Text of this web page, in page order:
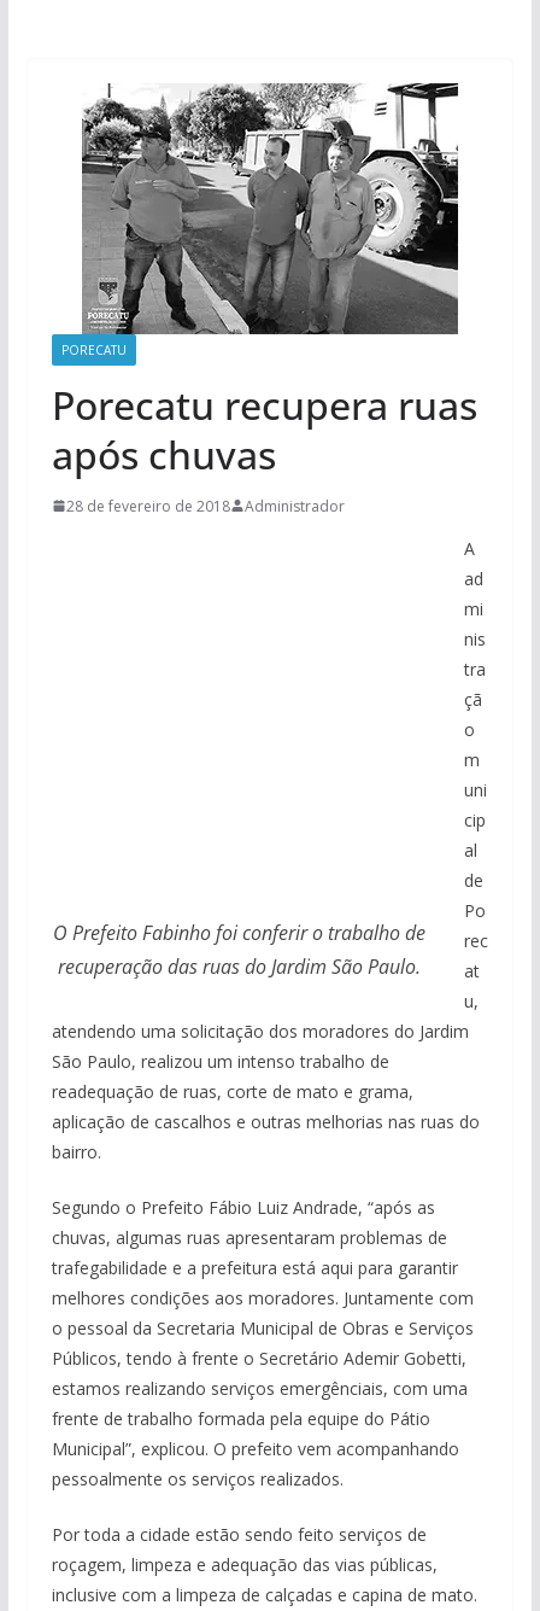
PORECATU
Porecatu recupera ruas
após chuvas
28 de fevereiro de 2018 Administrador
O Prefeito Fabinho foi conferir o trabalho de
recuperação das ruas do Jardim São Paulo.
A
ad
mi
nis
tra
çã
o
m
uni
cip
al
de
Po
rec
at
u,
atendendo uma solicitação dos moradores do Jardim
São Paulo, realizou um intenso trabalho de
readequação de ruas, corte de mato e grama,
aplicação de cascalhos e outras melhorias nas ruas do
bairro.
Segundo o Prefeito Fábio Luiz Andrade, “após as
chuvas, algumas ruas apresentaram problemas de
trafegabilidade e a prefeitura está aqui para garantir
melhores condições aos moradores. Juntamente com
o pessoal da Secretaria Municipal de Obras e Serviços
Públicos, tendo à frente o Secretário Ademir Gobetti,
estamos realizando serviços emergênciais, com uma
frente de trabalho formada pela equipe do Pátio
Municipal”, explicou. O prefeito vem acompanhando
pessoalmente os serviços realizados.
Por toda a cidade estão sendo feito serviços de
roçagem, limpeza e adequação das vias públicas,
inclusive com a limpeza de calçadas e capina de mato.